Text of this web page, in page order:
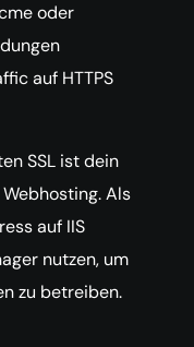
oder
auf HTTPS
SSL ist dein
Als
auf IIS
nutzen, um
zu betreiben.